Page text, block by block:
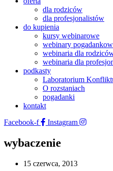
dla rodziców
dla profesjonalistów
do kupienia
kursy webinarowe
webinary
webinaria dla
webinaria dla
podkasty
Laboratorium
O rozstaniach
pogadanki
kontakt
Facebook-f
Instagram
wybaczenie
15 czerwca, 2013